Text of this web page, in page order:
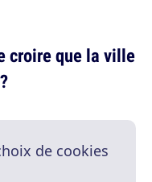
croire que la ville
de cookies